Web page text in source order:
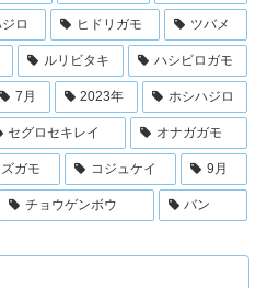
ロ ヒドリガモ ツバメ
ルリビタキ ハシビロガモ
7月 2023年 ホシハジロ
セグロセキレイ オナガガモ
ガモ コジュケイ 9月
チョウゲンボウ バン